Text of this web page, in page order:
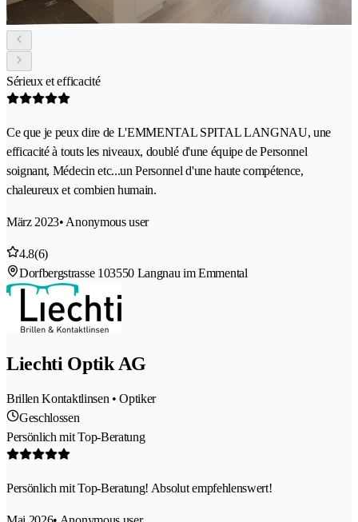
Sérieux et efficacité
Ce que je peux dire de L'EMMENTAL SPITAL LANGNAU, une
efficacité à touts les niveaux, doublé d'une équipe de Personnel
soignant, Médecin etc...un Personnel d'une haute compétence,
chaleureux et combien humain.
März 2023• Anonymous user
4.8(6)
Dorfbergstrasse 103550 Langnau im Emmental
Liechti Optik AG
Brillen Kontaktlinsen • Optiker
Geschlossen
Persönlich mit Top-Beratung
Persönlich mit Top-Beratung! Absolut empfehlenswert!